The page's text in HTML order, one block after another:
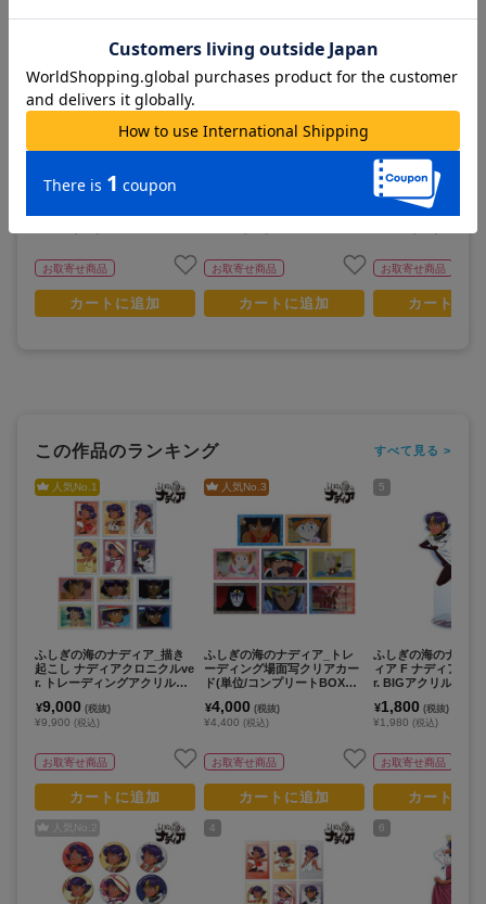
ィア E ナディアクロニクルve
r. BIGアクリルスタンド
¥1,800 (税抜)
お取寄せ商品
カートに追加
¥1,500 (税抜)
お取寄せ商品
カートに追加
ふしぎの海のナディ
ィア B ナディアク
r. カラーBIGアクリ
ルダー
¥1,500 (税抜)
お取寄せ商品
カートに
この作品のランキング すべて見る >
人気No.1
ふしぎの海のナディア_描き
起こし ナディアクロニクルve
r. トレーディングアクリルマ
OX／12パック入り)
¥9,000 (税抜)
¥9,900 (税込)
お取寄せ商品
カートに追加
人気No. 2
人気No.3
ふしぎの海のナディア_トレ
ーディング場面写クリアカー
ド(単位/コンプリートBOX／8
¥4,000 (税抜)
¥4,400 (税込)
お取寄せ商品
カートに追加
4
5
ふしぎの海のナディ
ィア F ナディアク
r. BIGアクリルスタ
¥1,800 (税抜)
¥1,980 (税込)
お取寄せ商品
カートに
6